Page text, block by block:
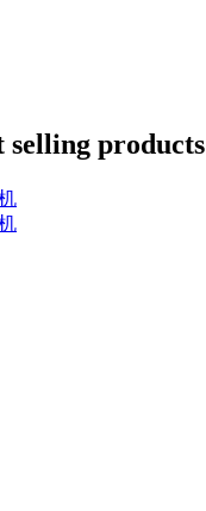
products